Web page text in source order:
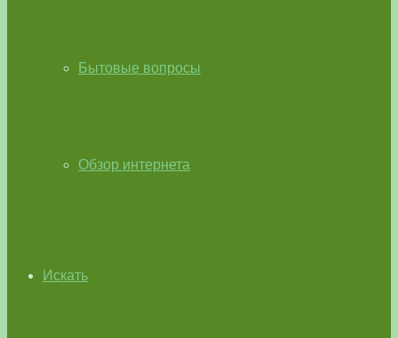
Бытовые вопросы
Обзор интернета
Искать